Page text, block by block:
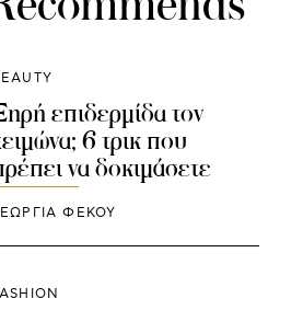
επιδερμίδα τον
6 τρικ που
να δοκιμάσετε
ΦΕΚΟΥ